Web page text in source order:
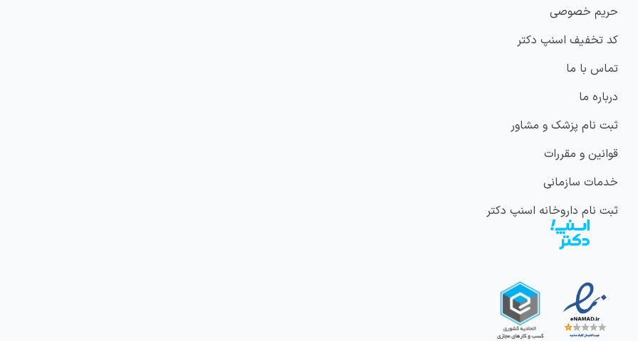
حریم خصوصی
کد تخفیف اسنپ دکتر
تماس با ما
درباره ما
ثبت نام پزشک و مشاور
قوانین و مقررات
خدمات سازمانی
ثبت نام داروخانه اسنپ دکتر